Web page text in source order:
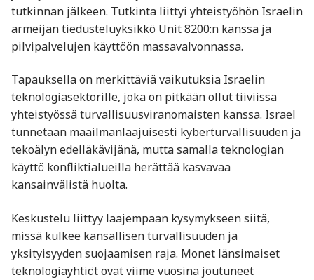
tutkinnan jälkeen. Tutkinta liittyi yhteistyöhön Israelin
armeijan tiedusteluyksikkö Unit 8200:n kanssa ja
pilvipalvelujen käyttöön massavalvonnassa.
Tapauksella on merkittäviä vaikutuksia Israelin
teknologiasektorille, joka on pitkään ollut tiiviissä
yhteistyössä turvallisuusviranomaisten kanssa. Israel
tunnetaan maailmanlaajuisesti kyberturvallisuuden ja
tekoälyn edelläkävijänä, mutta samalla teknologian
käyttö konfliktialueilla herättää kasvavaa
kansainvälistä huolta.
Keskustelu liittyy laajempaan kysymykseen siitä,
missä kulkee kansallisen turvallisuuden ja
yksityisyyden suojaamisen raja. Monet länsimaiset
teknologiayhtiöt ovat viime vuosina joutuneet